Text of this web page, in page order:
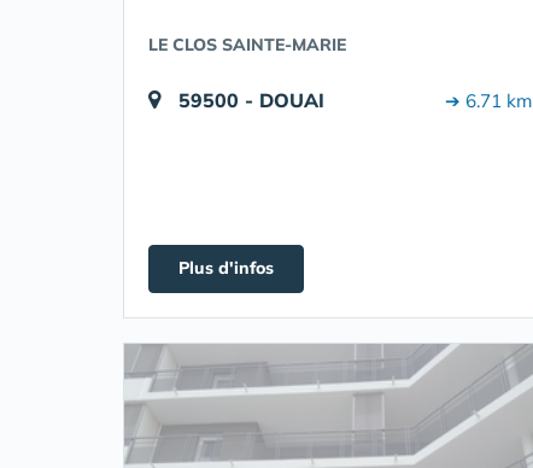
LE CLOS SAINTE-MARIE
59500 - DOUAI ➔ 6.71 km
Plus d'infos